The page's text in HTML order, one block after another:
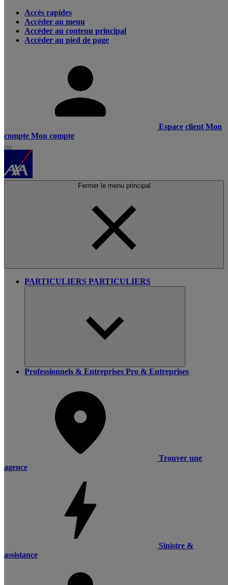
Accès rapides
Accéder au menu
Accéder au contenu principal
Accéder au pied de page
Espace client Mon
compte Mon compte
Fermer le menu principal
PARTICULIERS PARTICULIERS
Professionnels & Entreprises Pro & Entreprises
Trouver une
agence
Sinistre &
assistance